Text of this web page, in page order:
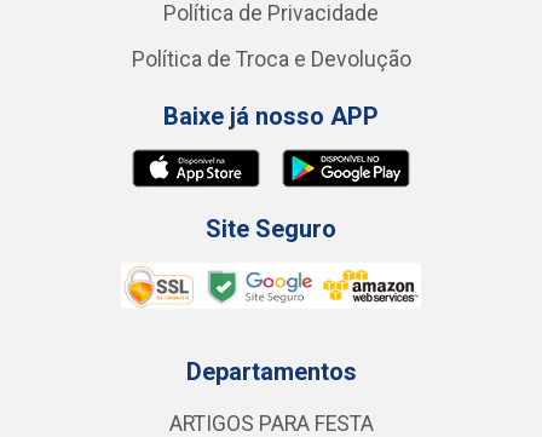
Política de Privacidade
Política de Troca e Devolução
Baixe já nosso APP
Site Seguro
Departamentos
ARTIGOS PARA FESTA